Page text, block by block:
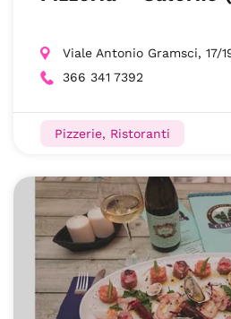
Viale Antonio Gramsci, 17/
366 341 7392
Pizzerie, Ristoranti